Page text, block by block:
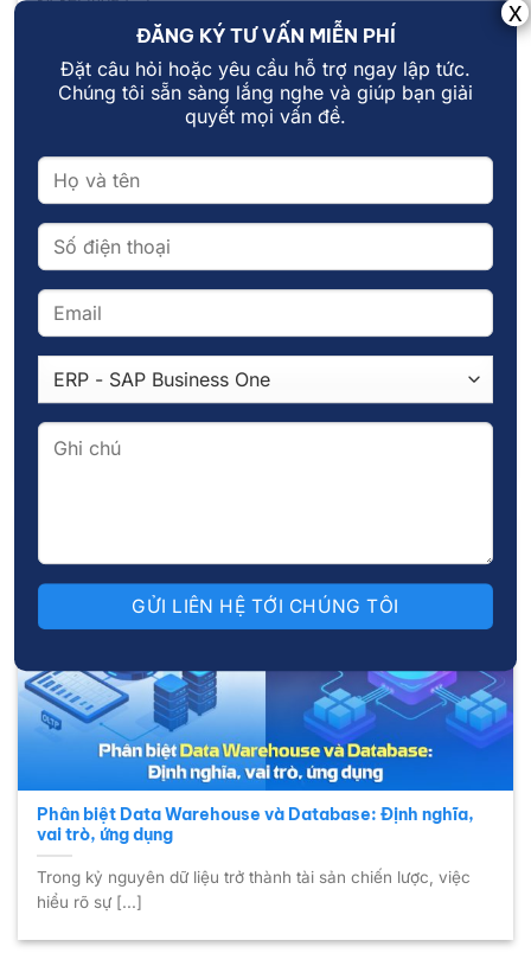
So sánh Data Warehouse và Data Lake
liệu để tối ưu [...]
Phân biệt Data Warehouse và Database: Định nghĩa,
vai trò, ứng dụng
Trong kỷ nguyên dữ liệu trở thành tài sản chiến lược, việc
hiểu rõ sự [...]
18
ĐĂNG KÝ TƯ VẤN MIỄN PHÍ
Đặt câu hỏi hoặc yêu cầu hỗ trợ ngay lập tức.
Chúng tôi sẵn sàng lắng nghe và giúp bạn giải
quyết mọi vấn đề.